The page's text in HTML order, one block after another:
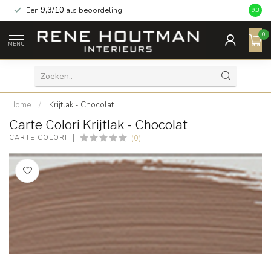
Een 9,3/10 als beoordeling 9.3
MENU
0
Home / Krijtlak - Chocolat
Carte Colori Krijtlak - Chocolat
CARTE COLORI (0)